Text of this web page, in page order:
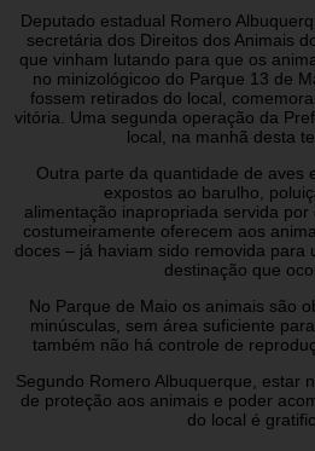
Deputado estadual Romero
secretária dos Direitos dos Animais
que vinham lutando para que os
no minizológicoo do Parque 13 de
fossem retirados do local,
vitória. Uma segunda operação da
local, na manhã desta
Outra parte da quantidade de aves
expostos ao barulho,
alimentação inapropriada servida
costumeiramente oferecem aos
doces – já haviam sido removida para
destinação que
No Parque de Maio os animais são
minúsculas, sem área suficiente
também não há controle de
Segundo Romero Albuquerque, estar
de proteção aos animais e poder
do local é